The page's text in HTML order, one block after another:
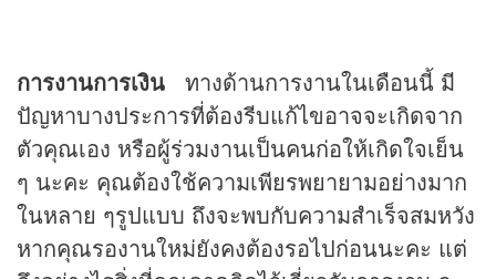
การงานการเงิน ทางด้านการงานในเดือนนี้ มี
ปัญหาบางประการที่ต้องรีบแก้ไขอาจจะเกิดจาก
ตัวคุณเอง หรือผู้ร่วมงานเป็นคนก่อให้เกิดใจเย็น
ๆ นะคะ คุณต้องใช้ความเพียรพยายามอย่างมาก
ในหลาย ๆรูปแบบ ถึงจะพบกับความสำเร็จสมหวัง
หากคุณรองานใหม่ยังคงต้องรอไปก่อนนะคะ แต่